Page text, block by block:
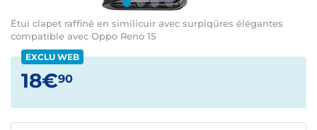
Étui clapet raffiné en similicuir avec surpiqûres élégantes
compatible avec Oppo Reno 15
EXCLU WEB
18€90